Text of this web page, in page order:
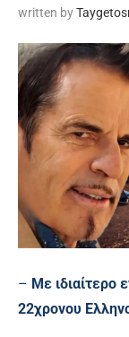
written by
– Με ιδιαίτερο
22χρονου